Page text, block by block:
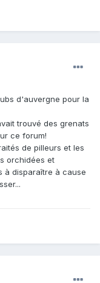
d'auvergne pour la
trouvé des grenats
ce forum!
de pilleurs et les
orchidées et
à disparaître à cause